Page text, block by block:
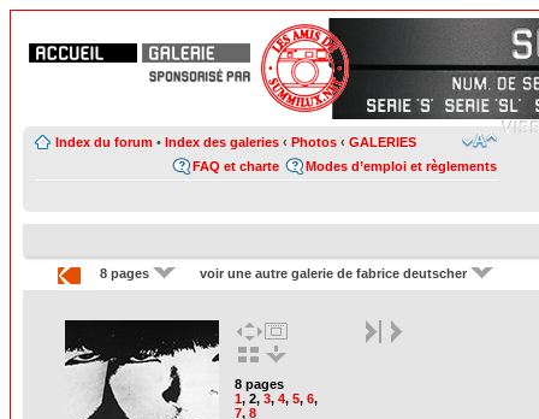
Index du forum • Index des galeries ‹ Photos ‹ GALERIES
Modes d’emploi et règlements
FAQ et charte
8 pages voir une autre galerie de fabrice deutscher
8 pages
1, 2, 3, 4, 5, 6,
7, 8